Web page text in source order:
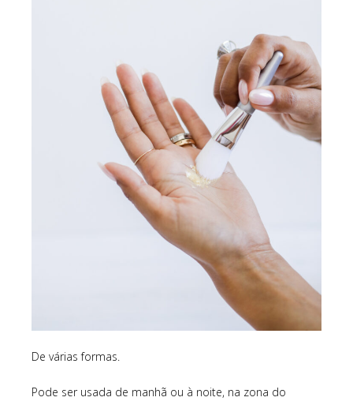
De várias formas.
Pode ser usada de manhã ou à noite, na zona do